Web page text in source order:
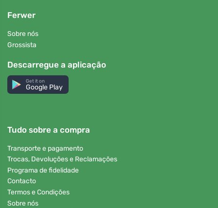
Ferwer
Sobre nós
Grossista
Descarregue a aplicação
Get it on
Google Play
Tudo sobre a compra
Transporte e pagamento
Trocas, Devoluções e Reclamações
Programa de fidelidade
Contacto
Termos e Condições
Sobre nós